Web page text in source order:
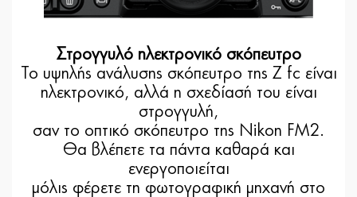
Στρογγυλό ηλεκτρονικό σκόπευτρο
Το υψηλής ανάλυσης σκόπευτρο της Z fc είναι
ηλεκτρονικό, αλλά η σχεδίασή του είναι
στρογγυλή,
σαν το οπτικό σκόπευτρο της Nikon FM2.
Θα βλέπετε τα πάντα καθαρά και
ενεργοποιείται
μόλις φέρετε τη φωτογραφική μηχανή στο